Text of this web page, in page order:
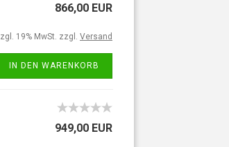
866,00 EUR
19% MwSt. zzgl. Versand
IN DEN WARENKORB
949,00 EUR